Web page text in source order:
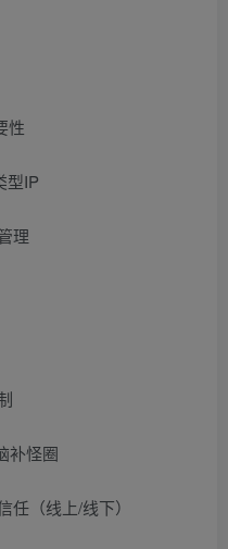
性
型IP
理
补怪圈
（线上/线下）